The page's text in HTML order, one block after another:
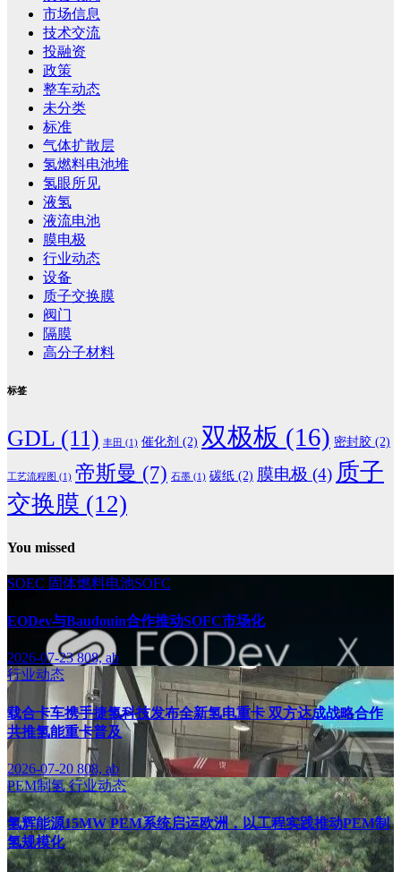
市场信息
技术交流
投融资
政策
整车动态
未分类
标准
气体扩散层
氢燃料电池堆
氢眼所见
液氢
液流电池
膜电极
行业动态
设备
质子交换膜
阀门
隔膜
高分子材料
标签
GDL (11) 丰田 (1) 催化剂 (2) 双极板 (16) 密封胶 (2)
工艺流程图 (1) 帝斯曼 (7) 石墨 (1) 碳纸 (2) 膜电极 (4) 质子
交换膜 (12)
You missed
SOEC 固体燃料电池SOFC
EODev与Baudouin合作推动SOFC市场化
2026-07-23808, ab
行业动态
载合卡车携手捷氢科技发布全新氢电重卡 双方达成战略合作
共推氢能重卡普及
2026-07-20 808, ab
PEM制氢行业动态
氢辉能源15MW PEM系统启运欧洲，以工程实践推动PEM制
氢规模化